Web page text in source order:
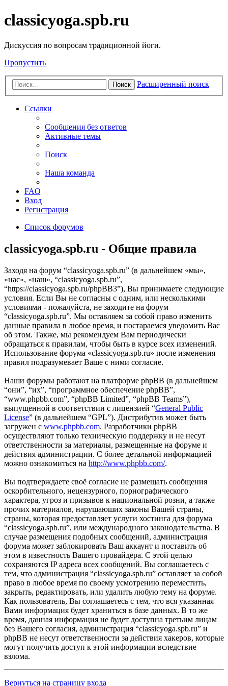
classicyoga.spb.ru
Дискуссия по вопросам традиционной йоги.
Пропустить
Поиск Расширенный поиск
Ссылки
Сообщения без ответов
Активные темы
Поиск
Наша команда
FAQ
Вход
Регистрация
Список форумов
classicyoga.spb.ru - Общие правила
Заходя на форум “classicyoga.spb.ru” (в дальнейшем «мы»,
«нас», «наш», “classicyoga.spb.ru”,
“https://classicyoga.spb.ru/phpBB3”), Вы принимаете следующие
условия. Если Вы не согласны с одним, или несколькими
условиями - пожалуйста, не заходите на форум
“classicyoga.spb.ru”. Мы оставляем за собой право изменить
данные правила в любое время, и постараемся уведомить Вас
об этом. Также, мы рекомендуем Вам периодически
обращаться к правилам, чтобы быть в курсе всех изменений.
Использование форума «classicyoga.spb.ru» после изменения
правил подразумевает Ваше с ними согласие.
Наши форумы работают на платформе phpBB (в дальнейшем
“они”, “их”, “программное обеспечение phpBB”,
“www.phpbb.com”, “phpBB Limited”, “phpBB Teams”),
выпущенной в соответствии с лицензией “General Public
License” (в дальнейшем “GPL”). Дистрибутив может быть
загружен с www.phpbb.com. Разработчики phpBB
осуществляют только техническую поддержку и не несут
ответственности за материалы, размещенные на форуме и
действия администрации. С более детальной информацией
можно ознакомиться на http://www.phpbb.com/.
Вы подтверждаете своё согласие не размещать сообщения
оскорбительного, нецензурного, порнографического
характера, угроз и призывов к национальной розни, а также
прочих материалов, нарушаюших законы Вашей страны,
страны, которая предоставляет услуги хостинга для форума
“classicyoga.spb.ru”, или международного законодательства. В
случае размещения подобных сообщений, администрация
форума может заблокировать Ваш аккаунт и поставить об
этом в известность Вашего провайдера. С этой целью
сохраняются IP адреса всех сообщений. Вы соглашаетесь с
тем, что администрация “classicyoga.spb.ru” оставляет за собой
право в любое время по своему усмотрению переместить,
закрыть, редактировать, или удалить любую тему на форуме.
Как пользователь, Вы соглашаетесь с тем, что вся указанная
Вами информация будет храниться в базе данных. В то же
время, данная информация не будет доступна третьим лицам
без Вашего согласия, администрация “classicyoga.spb.ru” и
phpBB не несут ответственности за действия хакеров, которые
могут получить доступ к этой информации вследствие
взлома.
Вернуться на страницу входа